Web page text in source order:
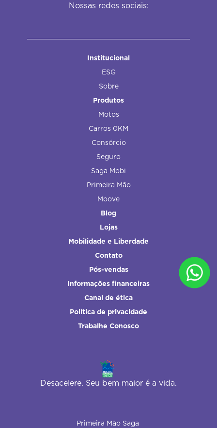
Nossas redes sociais:
Institucional
ESG
Sobre
Produtos
Motos
Carros 0KM
Consórcio
Seguro
Saga Mobi
Primeira Mão
Moove
Blog
Lojas
Mobilidade e Liberdade
Contato
Pós-vendas
Informações financeiras
Canal de ética
Política de privacidade
Trabalhe Conosco
Desacelere. Seu bem maior é a vida.
Primeira Mão Saga